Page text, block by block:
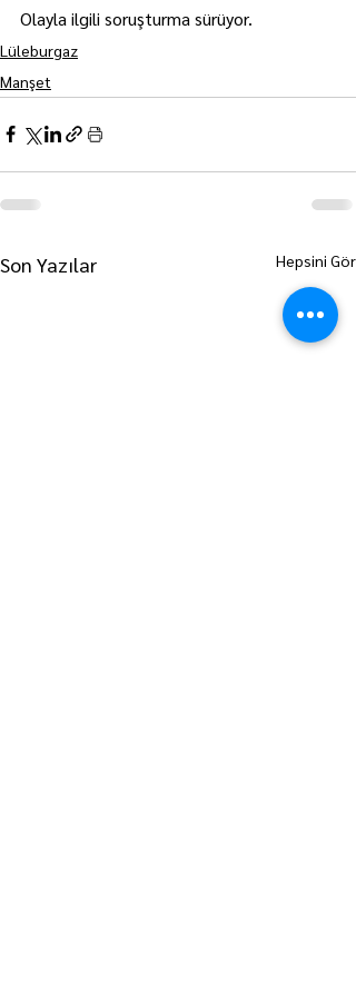
Olayla ilgili soruşturma sürüyor.
Lüleburgaz
Manşet
Son Yazılar Hepsini Gör